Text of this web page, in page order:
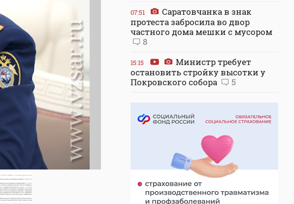
07:51
Саратовчанка в знак
протеста забросила во двор
частного дома мешки с мусором
8
15:15
Министр требует
остановить стройку высотки у
Покровского собора
5